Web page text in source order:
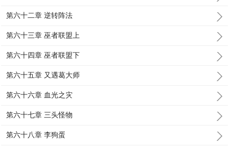
第六十二章 逆转阵法
第六十三章 巫者联盟上
第六十四章 巫者联盟下
第六十五章 又遇葛大师
第六十六章 血光之灾
第六十七章 三头怪物
第六十八章 李狗蛋